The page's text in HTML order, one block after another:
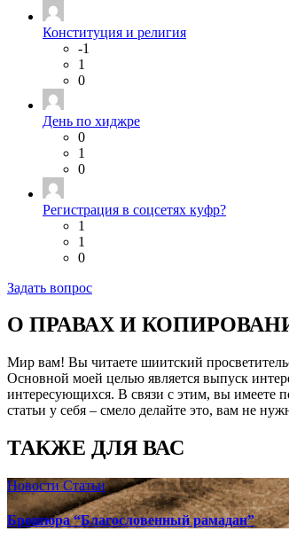
Конституция и религия
-1
1
0
День по хиджре
0
1
0
Регистрация в соцсетях куфр?
1
1
0
Задать вопрос
О ПРАВАХ И
Мир вам! Вы читаете шиитский
Основной моей целью является выпуск
интересующихся. В связи с этим, вы имеете
статьи у себя – смело делайте это, вам не
ТАКЖЕ ДЛЯ ВАС
НовостиСтатьи
Брошюра “Благословенный рамадан”